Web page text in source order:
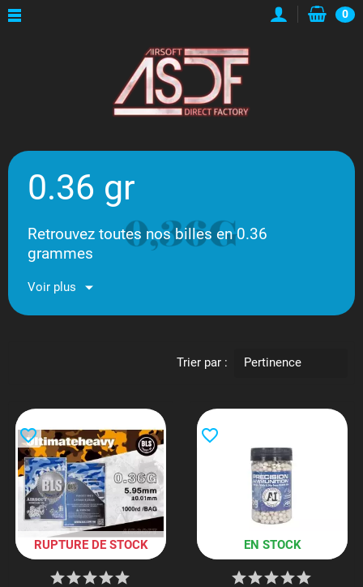
0
0.36 gr
Retrouvez toutes nos billes en 0.36
grammes
Voir plus
Trier par : Pertinence
RUPTURE DE STOCK
favorite_border
EN STOCK
favorite_border